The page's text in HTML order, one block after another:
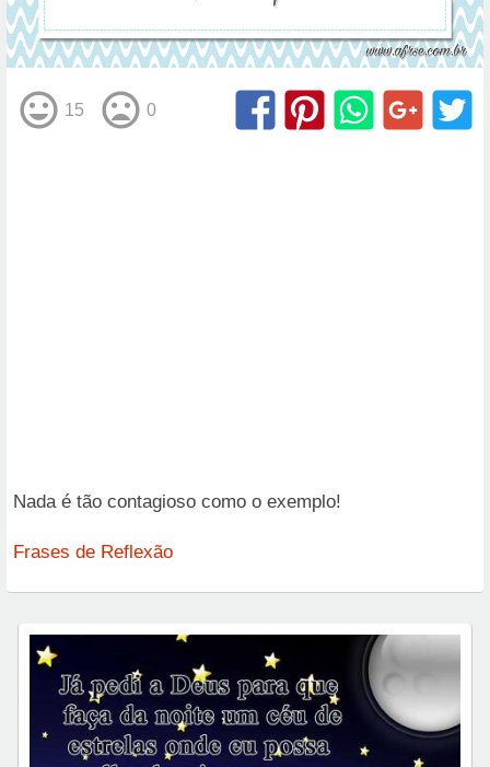
15 0
Nada é tão contagioso como o exemplo!
Frases de Reflexão